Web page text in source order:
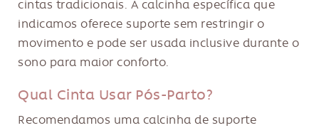
cintas tradicionais. A calcinha específica que
indicamos oferece suporte sem restringir o
movimento e pode ser usada inclusive durante o
sono para maior conforto.
Qual Cinta Usar Pós-Parto?
Recomendamos uma calcinha de suporte